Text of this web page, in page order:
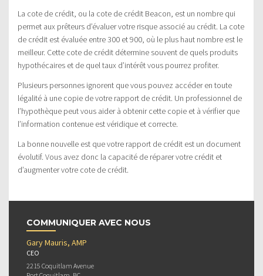
La cote de crédit, ou la cote de crédit Beacon, est un nombre qui
permet aux prêteurs d’évaluer votre risque associé au crédit. La cote
de crédit est évaluée entre 300 et 900, où le plus haut nombre est le
meilleur. Cette cote de crédit détermine souvent de quels produits
hypothécaires et de quel taux d’intérêt vous pourrez profiter.
Plusieurs personnes ignorent que vous pouvez accéder en toute
légalité à une copie de votre rapport de crédit. Un professionnel de
l’hypothèque peut vous aider à obtenir cette copie et à vérifier que
l’information contenue est véridique et correcte.
La bonne nouvelle est que votre rapport de crédit est un document
évolutif. Vous avez donc la capacité de réparer votre crédit et
d’augmenter votre cote de crédit.
COMMUNIQUER AVEC NOUS
Gary Mauris, AMP
CEO
2215 Coquitlam Avenue